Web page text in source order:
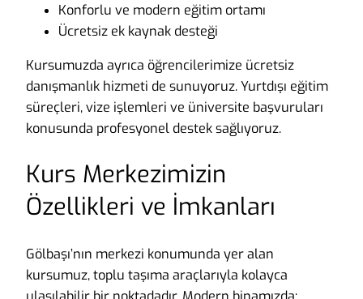
Konforlu ve modern eğitim ortamı
Ücretsiz ek kaynak desteği
Kursumuzda ayrıca öğrencilerimize ücretsiz
danışmanlık hizmeti de sunuyoruz. Yurtdışı eğitim
süreçleri, vize işlemleri ve üniversite başvuruları
konusunda profesyonel destek sağlıyoruz.
Kurs Merkezimizin
Özellikleri ve İmkanları
Gölbaşı’nın merkezi konumunda yer alan
kursumuz, toplu taşıma araçlarıyla kolayca